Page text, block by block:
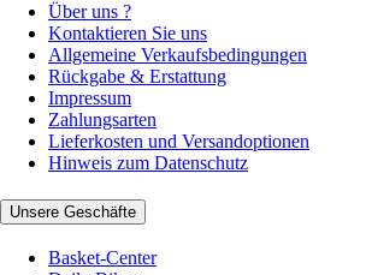
Über uns ?
Kontaktieren Sie uns
Allgemeine Verkaufsbedingungen
Rückgabe & Erstattung
Impressum
Zahlungsarten
Lieferkosten und Versandoptionen
Hinweis zum Datenschutz
Unsere Geschäfte
Basket-Center